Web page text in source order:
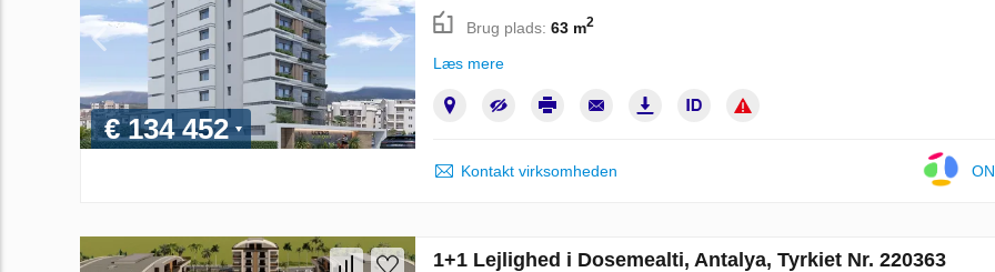
€ 134 452
Brug plads: 63 m2
Læs mere
Kontakt virksomheden
1+1 Lejlighed i Dosemealti, Antalya, Tyrkiet Nr. 220363